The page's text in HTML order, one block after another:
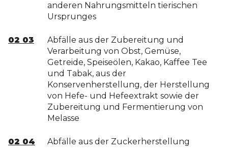
anderen Nahrungsmitteln tierischen
Ursprunges
02 03
Abfälle aus der Zubereitung und
Verarbeitung von Obst, Gemüse,
Getreide, Speiseölen, Kakao, Kaffee Tee
und Tabak, aus der
Konservenherstellung, der Herstellung
von Hefe- und Hefeextrakt sowie der
Zubereitung und Fermentierung von
Melasse
02 04 Abfälle aus der Zuckerherstellung